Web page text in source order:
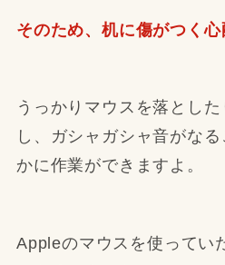
そのため、机に傷がつく心
うっかりマウスを落とし
し、ガシャガシャ音がな
かに作業ができますよ。
Appleのマウスを使ってい